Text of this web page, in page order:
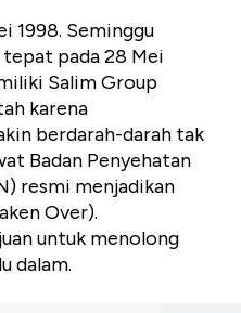
1998. Seminggu
pada 28 Mei
Salim Group
karena
berdarah-darah tak
Badan Penyehatan
resmi menjadikan
Over).
untuk menolong
dalam.